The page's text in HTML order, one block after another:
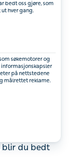
bedt oss gjøre, som
hver gang.
søkemotorer og
på nettstedene
målrettet reklame.
blir du bedt